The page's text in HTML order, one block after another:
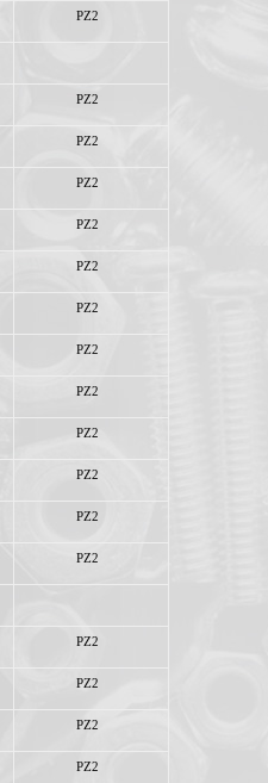
PZ2
PZ2
PZ2
PZ2
PZ2
PZ2
PZ2
PZ2
PZ2
PZ2
PZ2
PZ2
PZ2
PZ2
PZ2
PZ2
PZ2